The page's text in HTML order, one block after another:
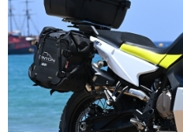
COMMENTAIRES
TOURS
BLOG